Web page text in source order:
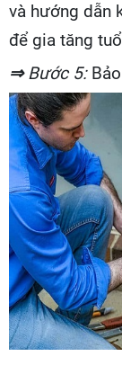
và hướng dẫn
để gia tăng
⇒Bước 5:Bảo